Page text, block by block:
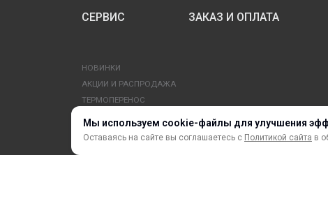
Мы используем cookie-файлы для улучшения
Оставаясь на сайте вы соглашаетесь с Политикой сайта в
СЕРВИС ЗАКАЗ И ОПЛАТА
НОВИНКИ
АКЦИИ И РАСПРОДАЖА
ТЕРМОПЕРЕНОС
КРАСКИ, ЧЕРНИЛА, КАРТРИДЖИ